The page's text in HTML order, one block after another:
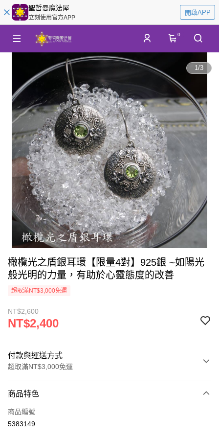
聖哲曼魔法屋
立刻使用官方APP
開啟APP
0
1/3
橄欖光之盾銀耳環【限量4對】925銀 ~如陽光
般光明的力量，有助於心靈態度的改善
超取滿NT$3,000免運
NT$2,600
NT$2,400
付款與運送方式
超取滿NT$3,000免運
信用卡一次付款
超商取貨付款
商品特色
商品編號
5383149